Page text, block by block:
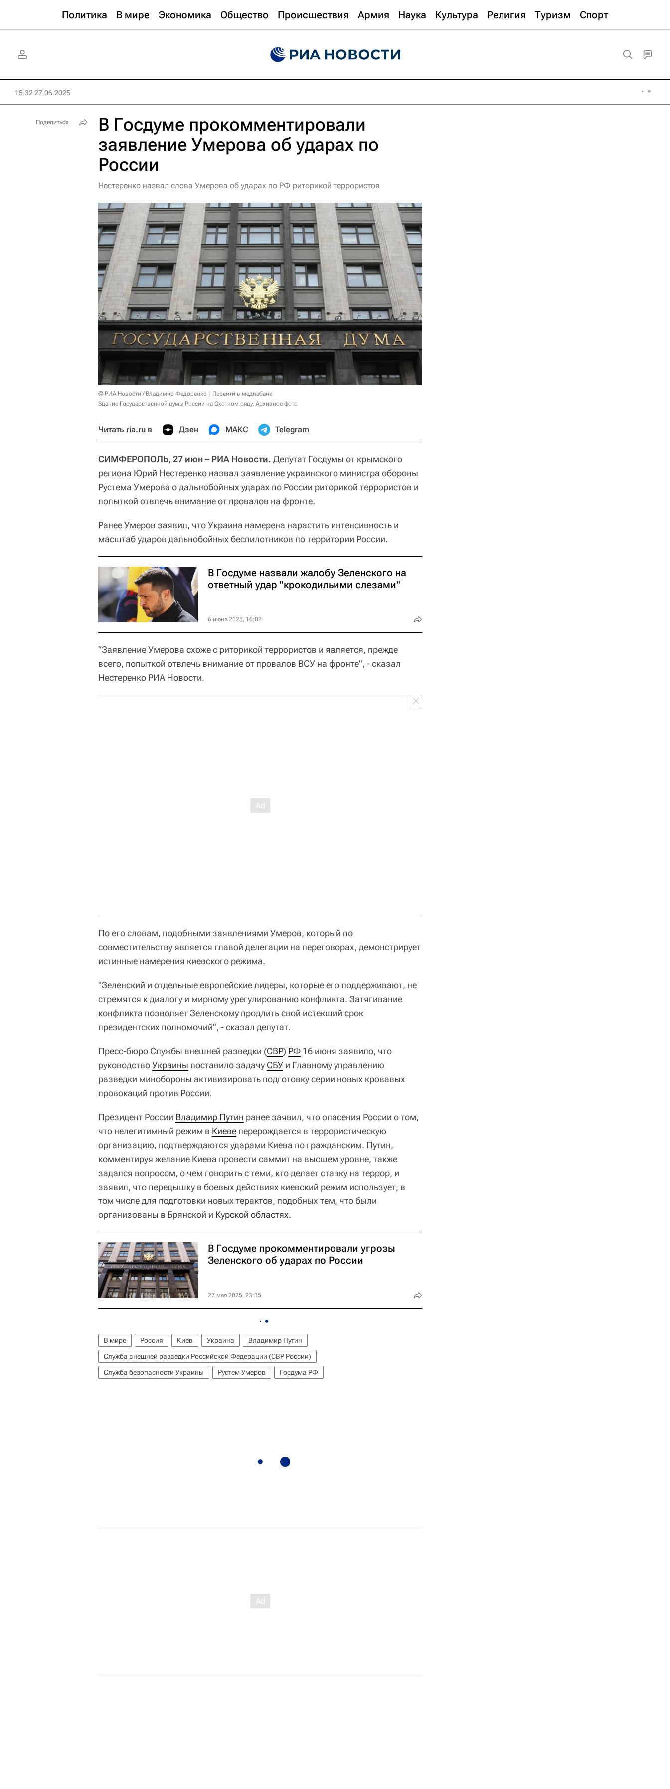
Политика В мире Экономика Общество Происшествия Армия Наука Культура Религия Туризм Спорт
15:32 27.06.2025
В Госдуме прокомментировали
заявление Умерова об ударах по
России
Нестеренко назвал слова Умерова об ударах по РФ риторикой террористов
© РИА Новости / Владимир Федоренко
Перейти в медиабанк
Здание Государственной думы России на Охотном ряду. Архивное фото
Читать ria.ru в Дзен МАКС Telegram
СИМФЕРОПОЛЬ, 27 июн – РИА Новости. Депутат Госдумы от крымского
региона Юрий Нестеренко назвал заявление украинского министра обороны
Рустема Умерова о дальнобойных ударах по России риторикой террористов и
попыткой отвлечь внимание от провалов на фронте.
Ранее Умеров заявил, что Украина намерена нарастить интенсивность и
масштаб ударов дальнобойных беспилотников по территории России.
В Госдуме назвали жалобу Зеленского на
ответный удар "крокодильими слезами"
6 июня 2025, 16:02
"Заявление Умерова схоже с риторикой террористов и является, прежде
всего, попыткой отвлечь внимание от провалов ВСУ на фронте", - сказал
Нестеренко РИА Новости.
По его словам, подобными заявлениями Умеров, который по
совместительству является главой делегации на переговорах, демонстрирует
истинные намерения киевского режима.
"Зеленский и отдельные европейские лидеры, которые его поддерживают, не
стремятся к диалогу и мирному урегулированию конфликта. Затягивание
конфликта позволяет Зеленскому продлить свой истекший срок
президентских полномочий", - сказал депутат.
Пресс-бюро Службы внешней разведки (СВР) РФ 16 июня заявило, что
руководствоУкраины поставило задачу СБУ и Главному управлению
разведки минобороны активизировать подготовку серии новых кровавых
провокаций против России.
Президент России Владимир Путин ранее заявил, что опасения России о том,
что нелегитимный режим в Киеве перерождается в террористическую
организацию, подтверждаются ударами Киева по гражданским. Путин,
комментируя желание Киева провести саммит на высшем уровне, также
задался вопросом, о чем говорить с теми, кто делает ставку на террор, и
заявил, что передышку в боевых действиях киевский режим использует, в
том числе для подготовки новых терактов, подобных тем, что были
организованы в Брянской и Курской областях.
В Госдуме прокомментировали угрозы
Зеленского об ударах по России
27 мая 2025, 23:35
В мире Россия Киев Украина
Владимир Путин
Служба внешней разведки Российской Федерации (СВР России)
Служба безопасности Украины
Рустем Умеров Госдума РФ
Поделиться